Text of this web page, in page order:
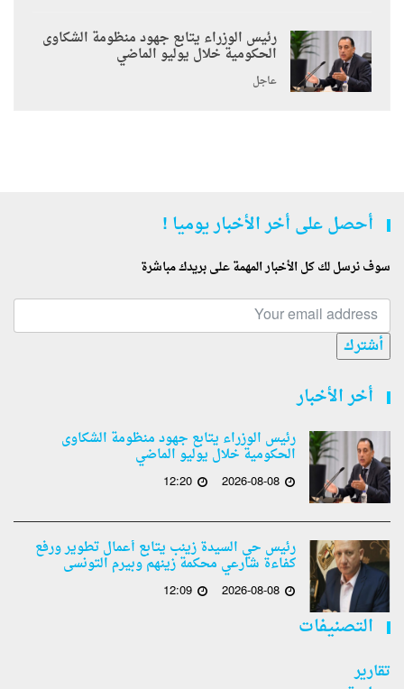
رئيس الوزراء يتابع جهود منظومة الشكاوى
الحكومية خلال يوليو الماضي
عاجل
أحصل على أخر الأخبار يوميا !
سوف نرسل لك كل الأخبار المهمة على بريدك مباشرة
أشترك
أخر الأخبار
رئيس الوزراء يتابع جهود منظومة الشكاوى
الحكومية خلال يوليو الماضي
2026-08-08
12:20
رئيس حي السيدة زينب يتابع أعمال تطوير ورفع
كفاءة شارعي محكمة زينهم وبيرم التونسى
2026-08-08
12:09
التصنيفات
تقارير